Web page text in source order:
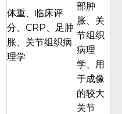
体重、临床评
分、CRP、足肿
胀、关节组织病
理学
部肿
胀、关
节组织
病理
学、用
于成像
的较大
关节